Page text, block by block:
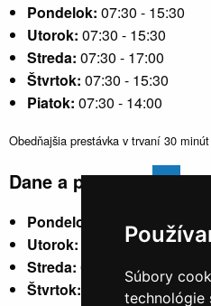
Súbory
technológie
Pondelok: 07:30 - 15:30
Utorok: 07:30 - 15:30
Streda: 07:30 - 17:00
Štvrtok: 07:30 - 15:30
Piatok: 07:30 - 14:00
Obedňajšia prestávka v trvaní 30
Dane a poplatky
Pondelok:
07:30 - 15:30
Utorok:
nestránkový
Streda: 07:30 - 17:00
Štvrtok:
nestránkový